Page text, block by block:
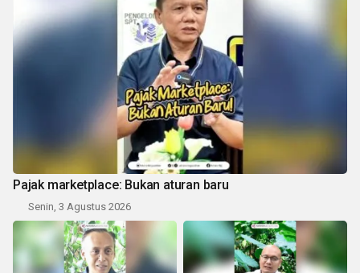
Pajak marketplace: Bukan aturan baru
Senin, 3 Agustus 2026